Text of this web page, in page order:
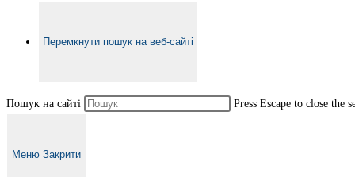
Перемкнути пошук на веб-сайті
Пошук на сайті Press Escape to close the
Меню Закрити